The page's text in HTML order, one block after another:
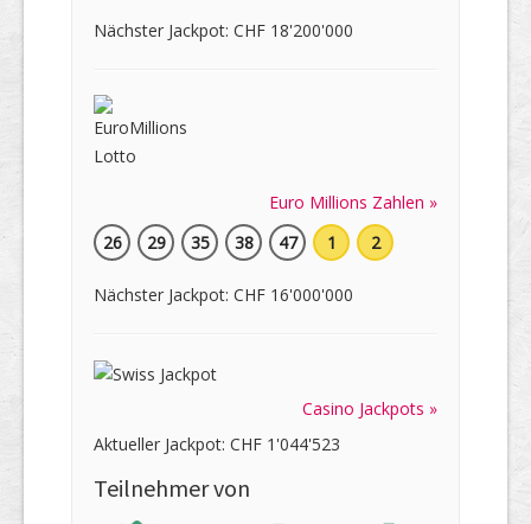
Nächster Jackpot: CHF 18'200'000
Euro Millions Zahlen »
26
29 35 38 47 1 2
Nächster Jackpot: CHF 16'000'000
Casino Jackpots »
Aktueller Jackpot: CHF 1'044'523
Teilnehmer von